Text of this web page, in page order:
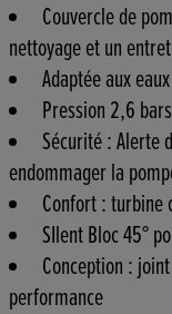
Couvercle de
nettoyage et un
Adaptée aux
Pression 2,6 bars
Sécurité : Alerte
endommager la
Confort : turbine
SIlent Bloc 45°
Conception :
performance